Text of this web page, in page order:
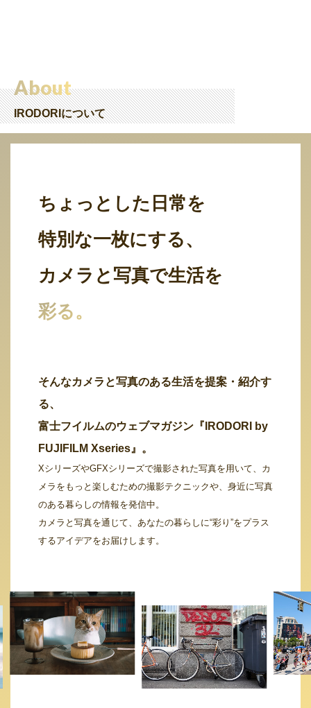
About
IRODORIについて
ちょっとした日常を
特別な一枚にする、
カメラと写真で生活を
彩る。
そんなカメラと写真のある生活を提案・紹介す
る、
富士フイルムのウェブマガジン『IRODORI by
FUJIFILM Xseries』。
XシリーズやGFXシリーズで撮影された写真を用いて、カ
メラをもっと楽しむための撮影テクニックや、身近に写真
のある暮らしの情報を発信中。
カメラと写真を通じて、あなたの暮らしに“彩り”をプラス
するアイデアをお届けします。